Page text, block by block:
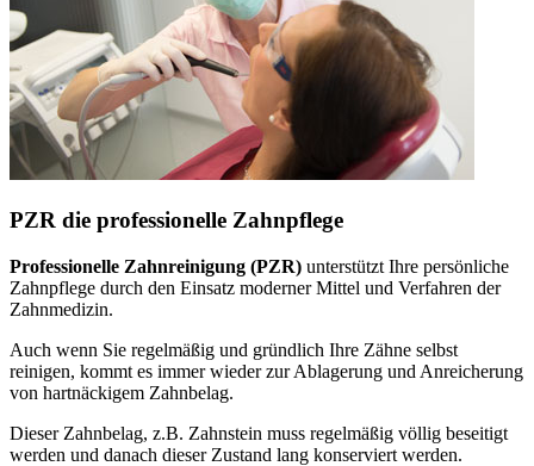
PZR die professionelle Zahnpflege
Professionelle Zahnreinigung (PZR) unterstützt Ihre persönliche
Zahnpflege durch den Einsatz moderner Mittel und Verfahren der
Zahnmedizin.
Auch wenn Sie regelmäßig und gründlich Ihre Zähne selbst
reinigen, kommt es immer wieder zur Ablagerung und Anreicherung
von hartnäckigem Zahnbelag.
Dieser Zahnbelag, z.B. Zahnstein muss regelmäßig völlig beseitigt
werden und danach dieser Zustand lang konserviert werden.